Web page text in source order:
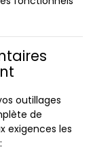
outillages
de
exigences les